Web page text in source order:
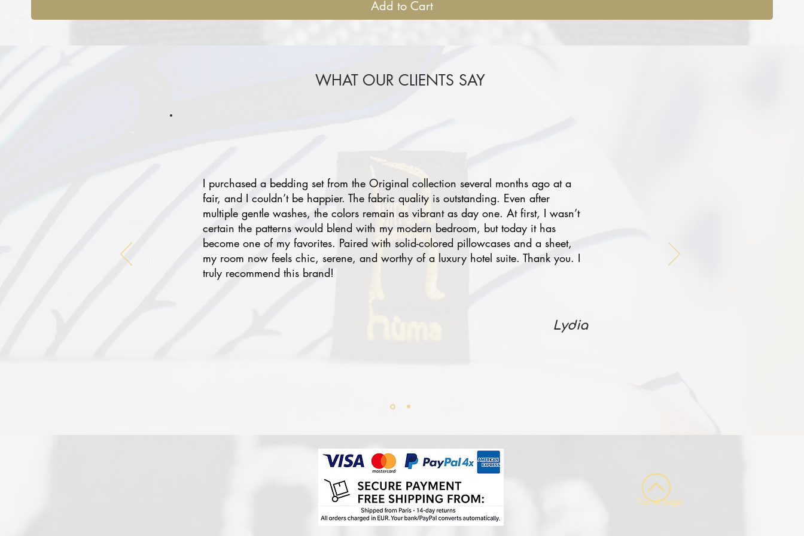
Add to Cart
WHAT OUR CLIENTS SAY
I purchased a bedding set from the Original collection several months ago at a
fair, and I couldn’t be happier. The fabric quality is outstanding. Even after
multiple gentle washes, the colors remain as vibrant as day one. At first, I wasn’t
certain the patterns would blend with my modern bedroom, but today it has
become one of my favorites. Paired with solid-colored pillowcases and a sheet,
my room now feels chic, serene, and worthy of a luxury hotel suite. Thank you. I
truly recommend this brand!
Lydia
Top of page